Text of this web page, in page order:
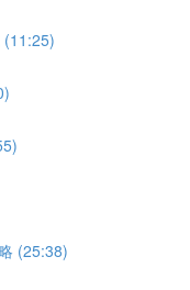
(11:25)
(25:38)